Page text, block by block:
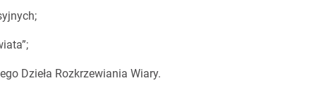
Dzieła Rozkrzewiania Wiary.